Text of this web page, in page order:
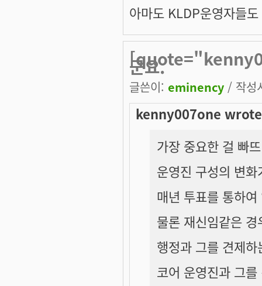
아마도 KLDP운영자들
군요.
글쓴이: eminency / 작성
kenny007one
가장 중요한 걸 빠
운영진 구성의 변
매년 투표를 통하
물론 재신임같은
행정과 그를 견제
코어 운영진과 그